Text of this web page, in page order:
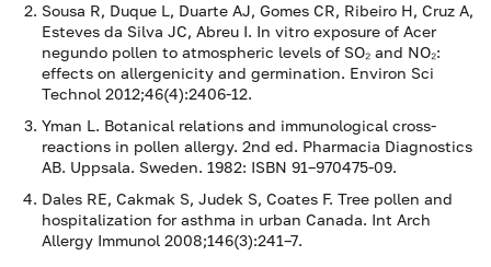
Sousa R, Duque L, Duarte AJ, Gomes CR, Ribeiro H, Cruz A,
Esteves da Silva JC, Abreu I. In vitro exposure of Acer
negundo pollen to atmospheric levels of SO₂ and NO₂:
effects on allergenicity and germination. Environ Sci
Technol 2012;46(4):2406-12.
Yman L. Botanical relations and immunological cross-
reactions in pollen allergy. 2nd ed. Pharmacia Diagnostics
AB. Uppsala. Sweden. 1982: ISBN 91–970475-09.
Dales RE, Cakmak S, Judek S, Coates F. Tree pollen and
hospitalization for asthma in urban Canada. Int Arch
Allergy Immunol 2008;146(3):241–7.